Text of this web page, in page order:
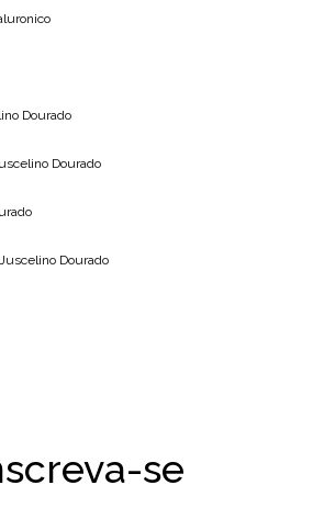
Dourado
Dourado
Juscelino Dourado
se